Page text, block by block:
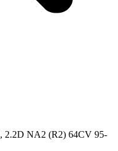
2.2D NA2 (R2) 64CV 95-